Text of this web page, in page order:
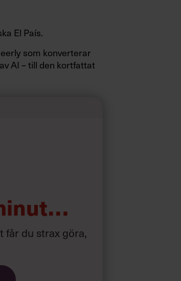
El País.
som konverterar
AI – till den kortfattat
får du strax göra,